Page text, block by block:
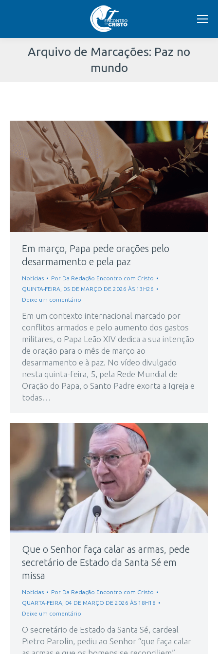
Arquivo de Marcações: Paz no
mundo
aqui:
Em março, Papa pede orações pelo
desarmamento e pela paz
Notícias Por Da Redação Encontro com Cristo
QUINTA-FEIRA, 05 DE MARÇO DE 2026 ÀS 13H26
Deixe um comentário
Em um contexto internacional marcado por
conflitos armados e pelo aumento dos gastos
militares, o Papa Leão XIV dedica a sua intenção
de oração para o mês de março ao
desarmamento e à paz. No vídeo divulgado
nesta quinta-feira, 5, pela Rede Mundial de
Oração do Papa, o Santo Padre exorta a Igreja e
todas…
Que o Senhor faça calar as armas, pede
secretário de Estado da Santa Sé em
missa
Notícias Por Da Redação Encontro com Cristo
QUARTA-FEIRA, 04 DE MARÇO DE 2026 ÀS 18H18
Deixe um comentário
O secretário de Estado da Santa Sé, cardeal
Pietro Parolin, pediu ao Senhor “que faça calar